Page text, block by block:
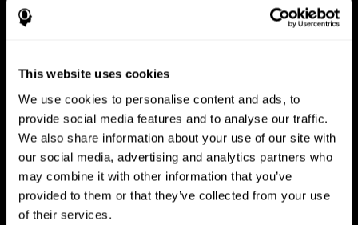
This website uses cookies
We use cookies to personalise content and ads, to
provide social media features and to analyse our traffic.
We also share information about your use of our site with
our social media, advertising and analytics partners who
may combine it with other information that you’ve
provided to them or that they’ve collected from your use
of their services.